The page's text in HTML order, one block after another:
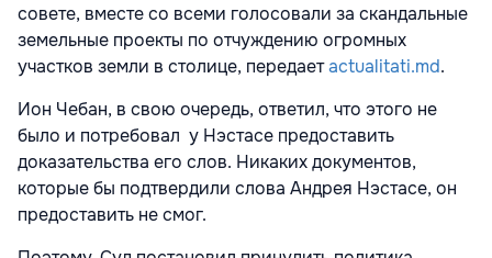
совете, вместе со всеми голосовали за скандальные
земельные проекты по отчуждению огромных
участков земли в столице, передаетactualitati.md.
Ион Чебан, в свою очередь, ответил, что этого не
было и потребовал у Нэстасе предоставить
доказательства его слов. Никаких документов,
которые бы подтвердили слова Андрея Нэстасе, он
предоставить не смог.